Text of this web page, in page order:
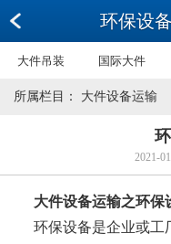
环保设
大件吊装 国际大件
所属栏目： 大件设备运输
2021-
大件设备运输之环保
环保设备是企业或工